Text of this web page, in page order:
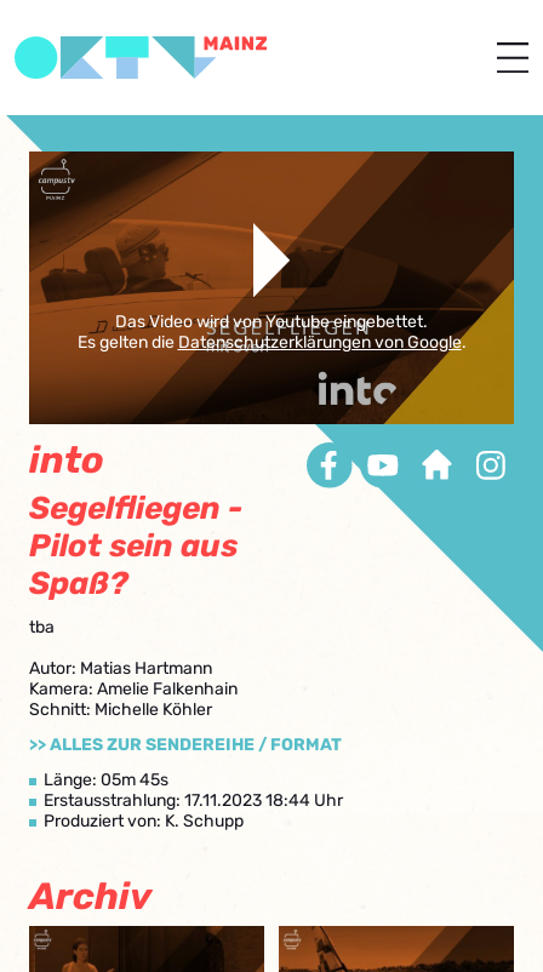
Das Video wird von Youtube eingebettet.
Es gelten die Datenschutzerklärungen von Google.
into
Segelfliegen -
Pilot sein aus
Spaß?
tba
Autor: Matias Hartmann
Kamera: Amelie Falkenhain
Schnitt: Michelle Köhler
>> ALLES ZUR SENDEREIHE / FORMAT
Länge: 05m 45s
Erstausstrahlung: 17.11.2023 18:44 Uhr
Produziert von: K. Schupp
Archiv